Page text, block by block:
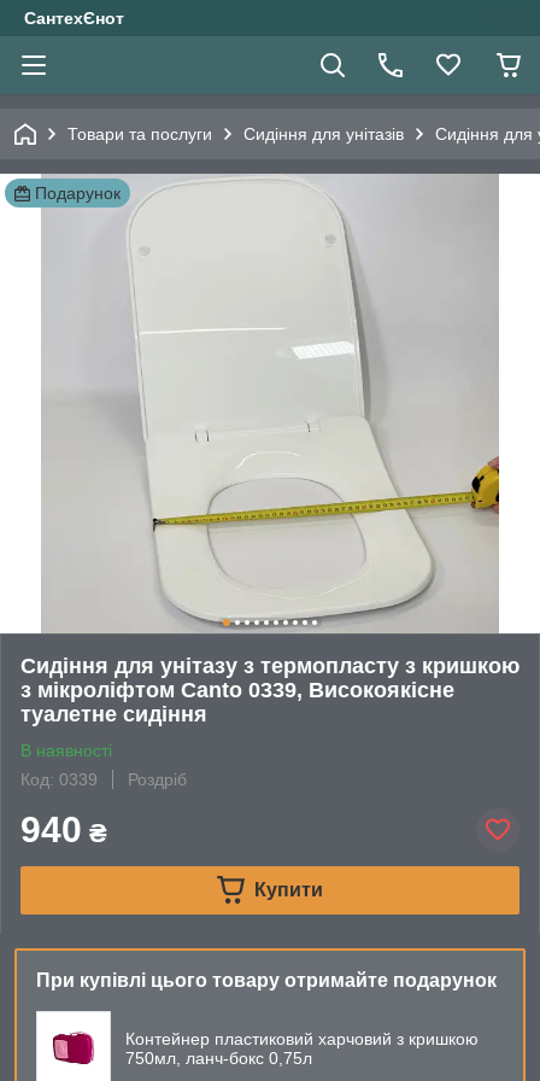
СантехЄнот
Товари та послуги Сидіння для унітазів Сидіння для
Подарунок
Сидіння для унітазу з термопласту з кришкою
з мікроліфтом Canto 0339, Високоякісне
туалетне сидіння
В наявності
Код: 0339
Роздріб
940 ₴
Купити
При купівлі цього товару отримайте подарунок
Контейнер пластиковий харчовий з кришкою
750мл, ланч-бокс 0,75л